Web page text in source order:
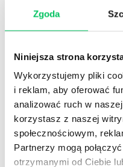
Zgoda
Niniejsza strona
Wykorzystujemy pliki
i reklam, aby oferować
analizować ruch w
korzystasz z naszej
społecznościowym,
Partnerzy mogą
otrzymanymi od Ciebie
W Akademiach
mierzyliśmy
16%.
3 Pracujemy na
i jak mam zrobić),
warto),postawy
wdrożenia(follow
4
Zgodnie z
amerykańskie
Progress, koszt